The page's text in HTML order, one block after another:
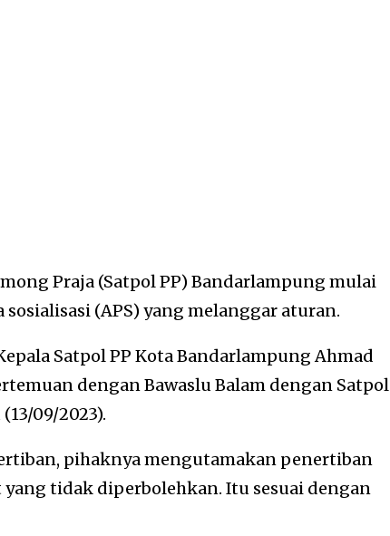
Praja (Satpol PP) Bandarlampung mulai
(APS) yang melanggar aturan.
Satpol PP Kota Bandarlampung Ahmad
dengan Bawaslu Balam dengan Satpol
09/2023).
pihaknya mengutamakan penertiban
yang tidak diperbolehkan. Itu sesuai dengan